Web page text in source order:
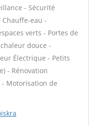
- Sécurité
eau -
verts - Portes de
douce -
Électrique - Petits
- Rénovation
Motorisation de